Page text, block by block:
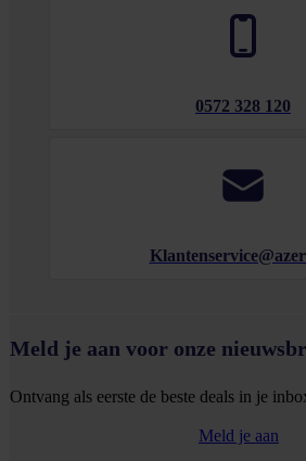
0572 328 120
Meld je aan voor onze
Ontvang als eerste de beste deals in je
Meld je aan